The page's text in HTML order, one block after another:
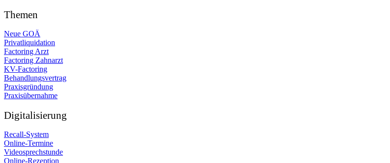
Themen
Neue GOÄ
Privatliquidation
Factoring Arzt
Factoring Zahnarzt
KV-Factoring
Behandlungsvertrag
Praxisgründung
Praxisübernahme
Digitalisierung
Recall-System
Online-Termine
Videosprechstunde
Online-Rezeption